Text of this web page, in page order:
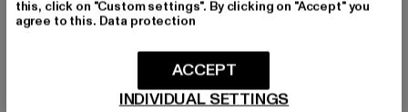
this, click on "Custom settings". By clicking on "Accept" you
agree to this. Data protection
INDIVIDUAL SETTINGS
ACCEPT